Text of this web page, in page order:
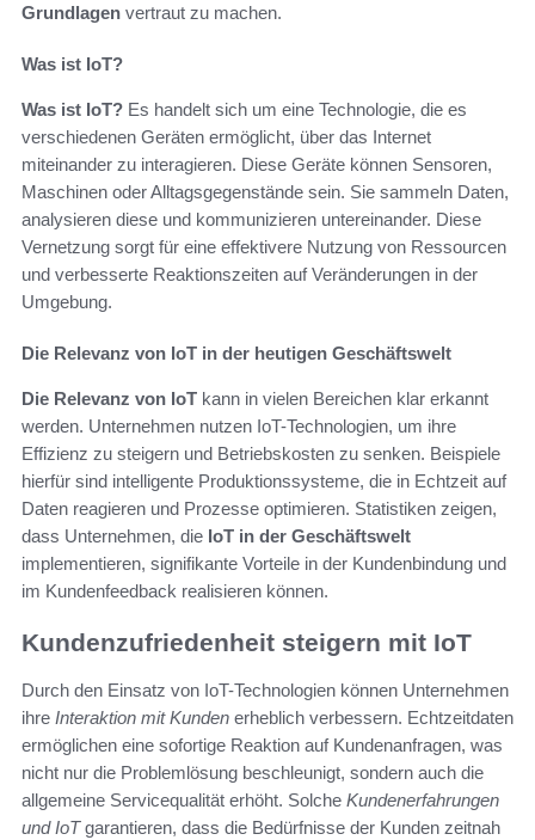
Grundlagen vertraut zu machen.
Was ist IoT?
Was ist IoT? Es handelt sich um eine Technologie, die es
verschiedenen Geräten ermöglicht, über das Internet
miteinander zu interagieren. Diese Geräte können Sensoren,
Maschinen oder Alltagsgegenstände sein. Sie sammeln Daten,
analysieren diese und kommunizieren untereinander. Diese
Vernetzung sorgt für eine effektivere Nutzung von Ressourcen
und verbesserte Reaktionszeiten auf Veränderungen in der
Umgebung.
Die Relevanz von IoT in der heutigen Geschäftswelt
Die Relevanz von IoT kann in vielen Bereichen klar erkannt
werden. Unternehmen nutzen IoT-Technologien, um ihre
Effizienz zu steigern und Betriebskosten zu senken. Beispiele
hierfür sind intelligente Produktionssysteme, die in Echtzeit auf
Daten reagieren und Prozesse optimieren. Statistiken zeigen,
dass Unternehmen, die IoT in der Geschäftswelt
implementieren, signifikante Vorteile in der Kundenbindung und
im Kundenfeedback realisieren können.
Kundenzufriedenheit steigern mit IoT
Durch den Einsatz von IoT-Technologien können Unternehmen
ihre Interaktion mit Kunden erheblich verbessern. Echtzeitdaten
ermöglichen eine sofortige Reaktion auf Kundenanfragen, was
nicht nur die Problemlösung beschleunigt, sondern auch die
allgemeine Servicequalität erhöht. Solche Kundenerfahrungen
und IoTgarantieren, dass die Bedürfnisse der Kunden zeitnah